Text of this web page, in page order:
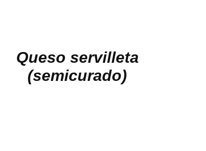
Queso servilleta
(semicurado)